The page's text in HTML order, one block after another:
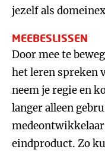
jezelf als
MEEBESLISSEN
Door mee te
het leren spreken
neem je regie en
langer alleen
eindproduct. Zo